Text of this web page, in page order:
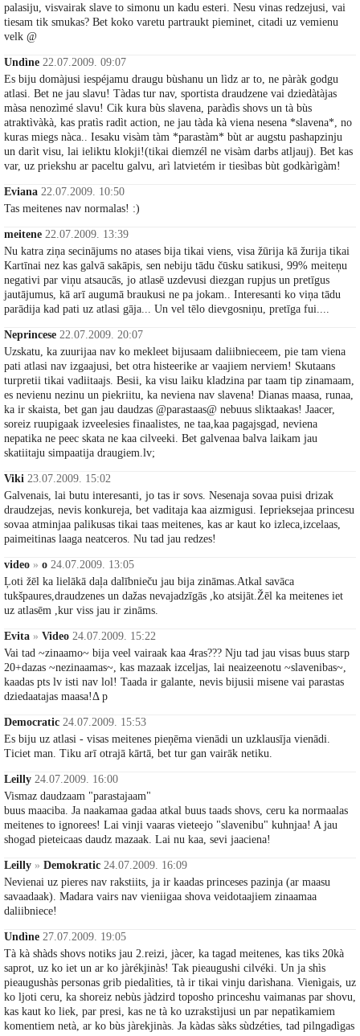
palasiju, visvairak slave to simonu un kadu esteri. Nesu vinas redzejusi, vai
tiesam tik smukas? Bet koko varetu partraukt pieminet, citadi uz vemienu
velk @
Undìne 22.07.2009. 09:07
Es biju domàjusi iespéjamu draugu bùshanu un lìdz ar to, ne pàràk godgu
atlasi. Bet ne jau slavu! Tàdas tur nav, sportista draudzene vai dziedàtàjas
màsa nenozìmé slavu! Cik kura bùs slavena, paràdìs shovs un tà bùs
atraktìvàkà, kas pratìs radìt action, ne jau tàda kà viena nesena *slavena*, no
kuras miegs nàca.. Iesaku visàm tàm *parastàm* bùt ar augstu pashapzinju
un darìt visu, lai ieliktu klokji!(tikai diemzél ne visàm darbs atljauj). Bet kas
var, uz priekshu ar paceltu galvu, arì latvietém ir tiesìbas bùt godkàrìgàm!
Eviana 22.07.2009. 10:50
Tas meitenes nav normalas! :)
meitene 22.07.2009. 13:39
Nu katra ziņa secinājums no atases bija tikai viens, visa žūrija kā žurija tikai
Kartīnai nez kas galvā sakāpis, sen nebiju tādu čūsku satikusi, 99% meiteņu
negativi par viņu atsaucās, jo atlasē uzdevusi diezgan rupjus un pretīgus
jautājumus, kā arī augumā braukusi ne pa jokam.. Interesanti ko viņa tādu
parādija kad pati uz atlasi gāja... Un vel tēlo dievgosniņu, pretīga fui....
Neprincese 22.07.2009. 20:07
Uzskatu, ka zuurijaa nav ko mekleet bijusaam daliibnieceem, pie tam viena
pati atlasi nav izgaajusi, bet otra histeerike ar vaajiem nerviem! Skutaans
turpretii tikai vadiitaajs. Besii, ka visu laiku kladzina par taam tip zinamaam,
es nevienu nezinu un piekriitu, ka neviena nav slavena! Dianas maasa, runaa,
ka ir skaista, bet gan jau daudzas @parastaas@ nebuus sliktaakas! Jaacer,
soreiz ruupigaak izveelesies finaalistes, ne taa,kaa pagajsgad, neviena
nepatika ne peec skata ne kaa cilveeki. Bet galvenaa balva laikam jau
skatiitaju simpaatija draugiem.lv;
Viki 23.07.2009. 15:02
Galvenais, lai butu interesanti, jo tas ir sovs. Nesenaja sovaa puisi drizak
draudzejas, nevis konkureja, bet vaditaja kaa aizmigusi. Ieprieksejaa princesu
sovaa atminjaa palikusas tikai taas meitenes, kas ar kaut ko izleca,izcelaas,
paimeitinas laaga neatceros. Nu tad jau redzes!
video » o 24.07.2009. 13:05
Ļoti žēl ka lielākā daļa dalībnieču jau bija zināmas.Atkal savāca
tukšpaures,draudzenes un dažas nevajadzīgās ,ko atsijāt.Žēl ka meitenes iet
uz atlasēm ,kur viss jau ir zināms.
Evita » Video 24.07.2009. 15:22
Vai tad ~zinaamo~ bija veel vairaak kaa 4ras??? Nju tad jau visas buus starp
20+dazas ~nezinaamas~, kas mazaak izceljas, lai neaizeenotu ~slavenibas~,
kaadas pts lv isti nav lol! Taada ir galante, nevis bijusii misene vai parastas
dziedaatajas maasa!Δ p
Democratic 24.07.2009. 15:53
Es biju uz atlasi - visas meitenes pieņēma vienādi un uzklausīja vienādi.
Ticiet man. Tiku arī otrajā kārtā, bet tur gan vairāk netiku.
Leilly 24.07.2009. 16:00
Vismaz daudzaam "parastajaam"
buus maaciba. Ja naakamaa gadaa atkal buus taads shovs, ceru ka normaalas
meitenes to ignorees! Lai vinji vaaras vieteejo "slavenibu" kuhnjaa! A jau
shogad pieteicaas daudz mazaak. Lai nu kaa, sevi jaaciena!
Leilly » Demokratic 24.07.2009. 16:09
Nevienai uz pieres nav rakstiits, ja ir kaadas princeses pazinja (ar maasu
savaadaak). Madara vairs nav vieniigaa shova veidotaajiem zinaamaa
daliibniece!
Undìne 27.07.2009. 19:05
Tà kà shàds shovs notiks jau 2.reizi, jàcer, ka tagad meitenes, kas tiks 20kà
saprot, uz ko iet un ar ko jàrékjinàs! Tak pieaugushi cilvéki. Un ja shìs
pieaugushàs personas grib piedalìties, tà ir tikai vinju darìshana. Vienìgais, uz
ko ljoti ceru, ka shoreiz nebùs jàdzird toposho princeshu vaimanas par shovu,
kas kaut ko liek, par presi, kas ne tà ko uzrakstìjusi un par nepatìkamiem
komentiem netà, ar ko bùs jàrekjinàs. Ja kàdas sàks sùdzéties, tad pilngadìgas